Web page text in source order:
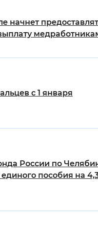
начнет
с 1 января
России по
пособия на